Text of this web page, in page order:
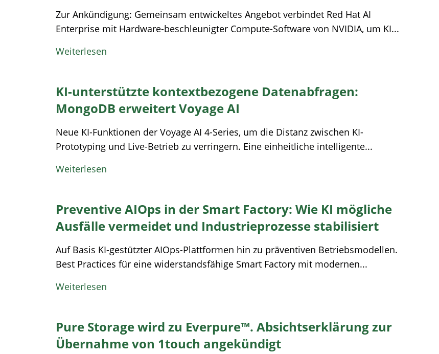
Zur Ankündigung: Gemeinsam entwickeltes Angebot verbindet Red Hat AI
Enterprise mit Hardware-beschleunigter Compute-Software von NVIDIA, um KI...
Weiterlesen
KI-unterstützte kontextbezogene Datenabfragen:
MongoDB erweitert Voyage AI
Neue KI-Funktionen der Voyage AI 4-Series, um die Distanz zwischen KI-
Prototyping und Live-Betrieb zu verringern. Eine einheitliche intelligente...
Weiterlesen
Preventive AIOps in der Smart Factory: Wie KI mögliche
Ausfälle vermeidet und Industrieprozesse stabilisiert
Auf Basis KI-gestützter AIOps-Plattformen hin zu präventiven Betriebsmodellen.
Best Practices für eine widerstandsfähige Smart Factory mit modernen...
Weiterlesen
Pure Storage wird zu Everpure™. Absichtserklärung zur
Übernahme von 1touch angekündigt